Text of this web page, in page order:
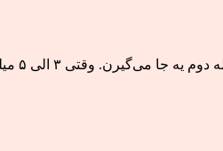
چطور حالا میخوان ۱۰ الی ۱۲ میلیون واریزرکنن؟»